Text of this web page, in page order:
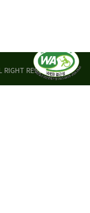
RIGHT RESERVED